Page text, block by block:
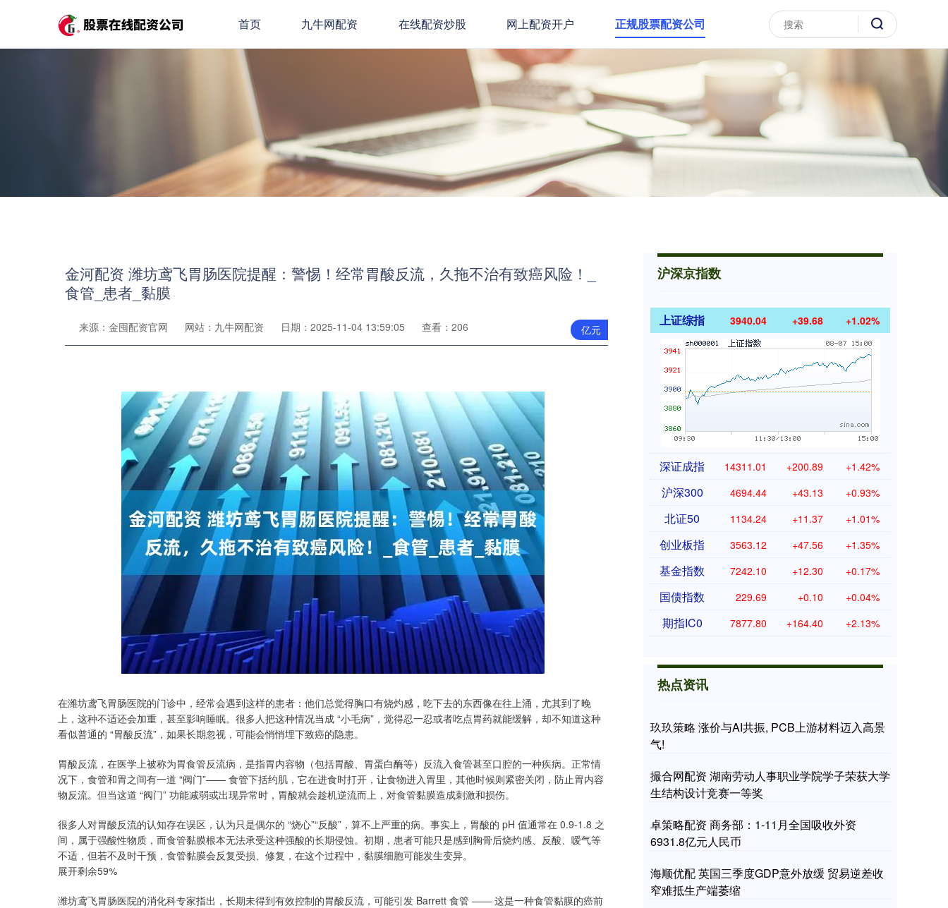
首页 九牛网配资 在线配资炒股 网上配资开户 正规股票配资公司
金河配资 潍坊鸢飞胃肠医院提醒：警惕！经常胃酸反流，久拖不治有致癌风险！_
食管_患者_黏膜
亿元
来源：金囤配资官网 网站：九牛网配资 日期：2025-11-04 13:59:05 查看：206
在潍坊鸢飞胃肠医院的门诊中，经常会遇到这样的患者：他们总觉得胸口有烧灼感，吃下去的东西像在往上涌，尤其到了晚
上，这种不适还会加重，甚至影响睡眠。很多人把这种情况当成 “小毛病”，觉得忍一忍或者吃点胃药就能缓解，却不知道这种
看似普通的 “胃酸反流”，如果长期忽视，可能会悄悄埋下致癌的隐患。
胃酸反流，在医学上被称为胃食管反流病，是指胃内容物（包括胃酸、胃蛋白酶等）反流入食管甚至口腔的一种疾病。正常情
况下，食管和胃之间有一道 “阀门”—— 食管下括约肌，它在进食时打开，让食物进入胃里，其他时候则紧密关闭，防止胃内容
物反流。但当这道 “阀门” 功能减弱或出现异常时，胃酸就会趁机逆流而上，对食管黏膜造成刺激和损伤。
很多人对胃酸反流的认知存在误区，认为只是偶尔的 “烧心”“反酸”，算不上严重的病。事实上，胃酸的 pH 值通常在 0.9-1.8 之
间，属于强酸性物质，而食管黏膜根本无法承受这种强酸的长期侵蚀。初期，患者可能只是感到胸骨后烧灼感、反酸、嗳气等
不适，但若不及时干预，食管黏膜会反复受损、修复，在这个过程中，黏膜细胞可能发生变异。
展开剩余59%
潍坊鸢飞胃肠医院的消化科专家指出，长期未得到有效控制的胃酸反流，可能引发 Barrett 食管 —— 这是一种食管黏膜的癌前
沪深京指数
上证综指 3940.04 +39.68 +1.02%
深证成指 14311.01 +200.89 +1.42%
沪深300 4694.44 +43.13 +0.93%
北证50 1134.24 +11.37 +1.01%
创业板指 3563.12 +47.56 +1.35%
基金指数 7242.10 +12.30 +0.17%
国债指数 229.69 +0.10 +0.04%
期指IC0 7877.80 +164.40 +2.13%
热点资讯
玖玖策略 涨价与AI共振, PCB上游材料迈入高景
气!
撮合网配资 湖南劳动人事职业学院学子荣获大学
生结构设计竞赛一等奖
卓策略配资 商务部：1-11月全国吸收外资
6931.8亿元人民币
海顺优配 英国三季度GDP意外放缓 贸易逆差收
窄难抵生产端萎缩